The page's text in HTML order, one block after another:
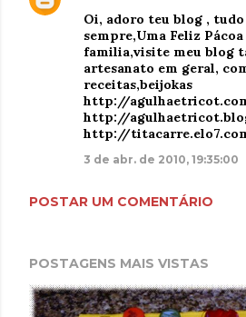
Oi, adoro teu blog ,
sempre,Uma Feliz
familia,visite meu blog
artesanato em geral,
receitas,beijokas
http://
http://
http://
3 de abr. de 2010, 19:35:00
POSTAR UM COMENTÁRIO
POSTAGENS MAIS VISTAS